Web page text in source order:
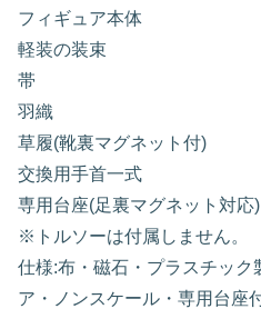
フィギュア本体
軽装の装束
帯
羽織
草履(靴裏マグネット付)
交換用手首一式
専用台座(足裏マグネット対応)
※トルソーは付属しません。
仕様:布・磁石・プラスチック
ア・ノンスケール・専用台座